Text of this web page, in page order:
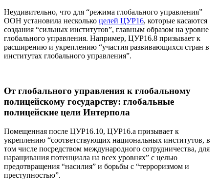
Неудивительно, что для “режима глобального управления”
ООН установила несколько целей ЦУР16, которые касаются
создания “сильных институтов”, главным образом на уровне
глобального управления. Например, ЦУР16.8 призывает к
расширению и укреплению “участия развивающихся стран в
институтах глобального управления”.
От глобального управления к глобальному
полицейскому государству: глобальные
полицейские цели Интерпола
Помещенная после ЦУР16.10, ЦУР16.а призывает к
укреплению “соответствующих национальных институтов, в
том числе посредством международного сотрудничества, для
наращивания потенциала на всех уровнях” с целью
предотвращения “насилия” и борьбы с “терроризмом и
преступностью”.